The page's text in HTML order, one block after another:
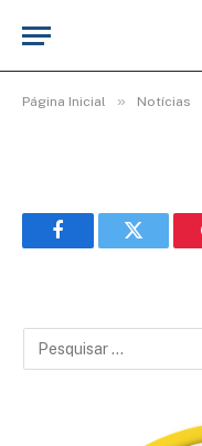
Página Inicial » Notícias
(2)
FacebookTwitter